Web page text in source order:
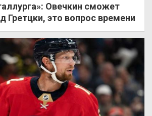
Овечкин сможет
Гретцки, это вопрос времени